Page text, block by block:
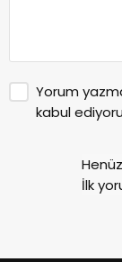
Yorum
kabul
İlk